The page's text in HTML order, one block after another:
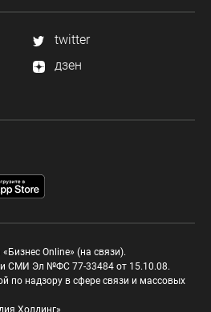
twitter
дзен
Online» (на связи).
СМИ Эл №ФС 77-33484 от 15.10.08.
по надзору в сфере связи и массовых